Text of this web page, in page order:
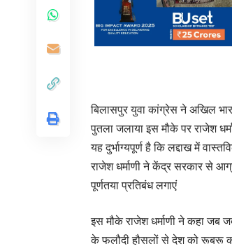
बिलासपुर युवा कांग्रेस ने अखिल
पुतला जलाया इस मौके पर राजेश
यह दुर्भाग्यपूर्ण है कि लद्दाख में
राजेश धर्माणी ने केंद्र सरकार से
पूर्णतया प्रतिबंध लगाएं
इस मौके राजेश धर्माणी ने कहा जब
के फलौदी हौसलों से देश को रूबरू